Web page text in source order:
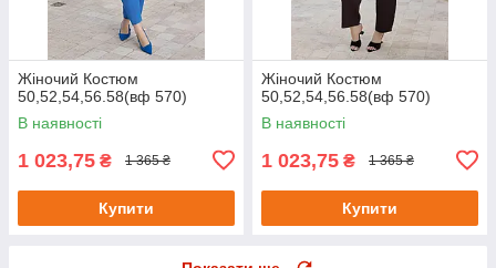
Жіночий Костюм
50,52,54,56.58(вф 570)
В наявності
1 023,75 ₴ 1 365 ₴
Купити
Жіночий Костюм
50,52,54,56.58(вф 570)
В наявності
1 023,75 ₴ 1 365 ₴
Купити